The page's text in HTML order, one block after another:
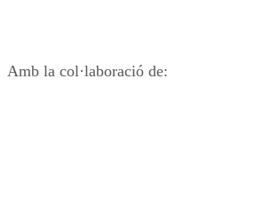
Amb la col·laboració de: